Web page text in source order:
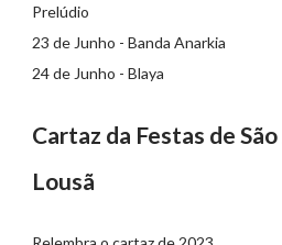
Prelúdio
23 de Junho - Banda Anarkia
24 de Junho - Blaya
Cartaz da Festas de
Lousã